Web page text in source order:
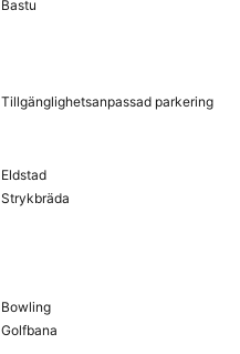
Bastu
Tillgänglighetsanpassad parkering
Eldstad
Strykbräda
Bowling
Golfbana